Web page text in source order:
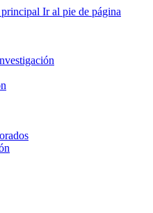
Ir al pie de página